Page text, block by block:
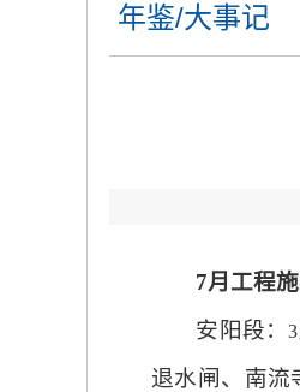
年鉴/大事记
7月工程
安阳段：3
退水闸、南流